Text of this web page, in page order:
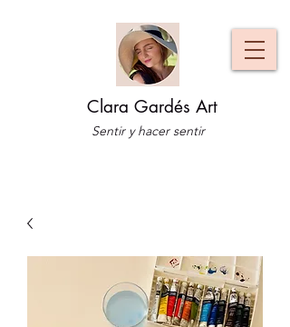
Clara Gardés Art
Sentir y hacer sentir